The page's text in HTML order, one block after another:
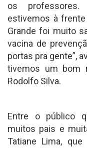
os
estivemos à
Grande foi muito
vacina de
portas pra gente”,
tivemos um bom
Rodolfo Silva.
Entre o público
muitos pais e
Tatiane Lima,